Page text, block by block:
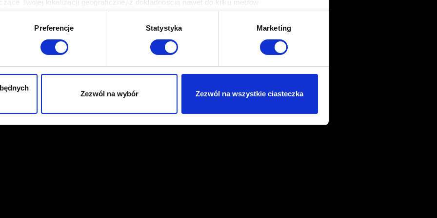
Twojej lokalizacji geograficznej z dokładnością nawet do kilku metrów
aktywnie analizując charakteryzującego je zbiory danych (fingerprinting, czyli
tego, jak Twoje osobiste dane są przetwarzane oraz ustaw własne preferencje wsekcji
cookie możesz zmienić lub wycofać swoją zgodę w dowolnej chwili.
spersonalizowania treści i reklam, aby oferować funkcje społecznościowe i analizować
o tym, jak korzystasz z naszej witryny, udostępniamy partnerom społecznościowym,
mogą połączyć te informacje z innymi danymi otrzymanymi od Ciebie lub
Preferencje Statystyka Marketing
Zezwól na wybór Zezwól na wszystkie ciasteczka